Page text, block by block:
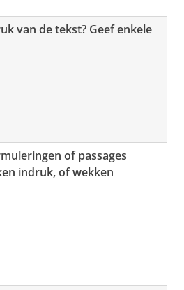
van de tekst? Geef enkele
of passages
indruk, of wekken